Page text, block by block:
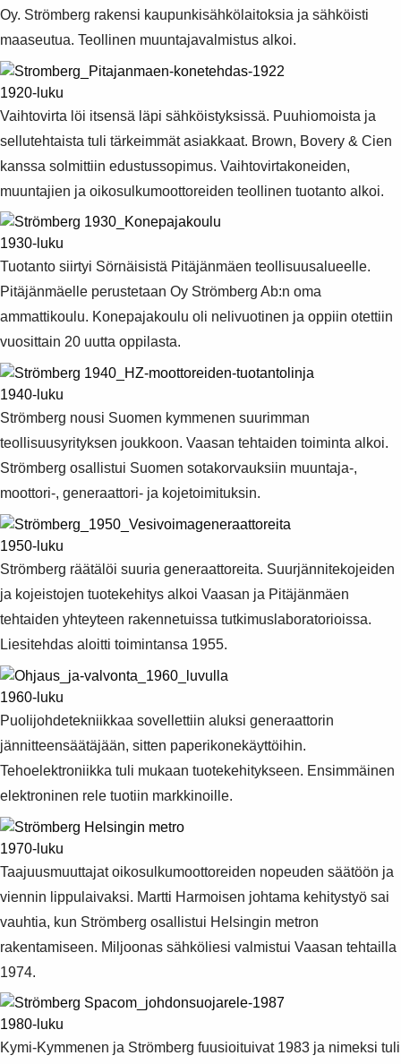
Oy. Strömberg rakensi kaupunkisähkölaitoksia ja sähköisti
maaseutua. Teollinen muuntajavalmistus alkoi.
1920-luku
Vaihtovirta löi itsensä läpi sähköistyksissä. Puuhiomoista ja
sellutehtaista tuli tärkeimmät asiakkaat. Brown, Bovery & Cien
kanssa solmittiin edustussopimus. Vaihtovirtakoneiden,
muuntajien ja oikosulkumoottoreiden teollinen tuotanto alkoi.
1930-luku
Tuotanto siirtyi Sörnäisistä Pitäjänmäen teollisuusalueelle.
Pitäjänmäelle perustetaan Oy Strömberg Ab:n oma
ammattikoulu. Konepajakoulu oli nelivuotinen ja oppiin otettiin
vuosittain 20 uutta oppilasta.
1940-luku
Strömberg nousi Suomen kymmenen suurimman
teollisuusyrityksen joukkoon. Vaasan tehtaiden toiminta alkoi.
Strömberg osallistui Suomen sotakorvauksiin muuntaja-,
moottori-, generaattori- ja kojetoimituksin.
1950-luku
Strömberg räätälöi suuria generaattoreita. Suurjännitekojeiden
ja kojeistojen tuotekehitys alkoi Vaasan ja Pitäjänmäen
tehtaiden yhteyteen rakennetuissa tutkimuslaboratorioissa.
Liesitehdas aloitti toimintansa 1955.
1960-luku
Puolijohdetekniikkaa sovellettiin aluksi generaattorin
jännitteensäätäjään, sitten paperikonekäyttöihin.
Tehoelektroniikka tuli mukaan tuotekehitykseen. Ensimmäinen
elektroninen rele tuotiin markkinoille.
1970-luku
Taajuusmuuttajat oikosulkumoottoreiden nopeuden säätöön ja
viennin lippulaivaksi. Martti Harmoisen johtama kehitystyö sai
vauhtia, kun Strömberg osallistui Helsingin metron
rakentamiseen. Miljoonas sähköliesi valmistui Vaasan tehtailla
1974.
1980-luku
Kymi-Kymmenen ja Strömberg fuusioituivat 1983 ja nimeksi tuli